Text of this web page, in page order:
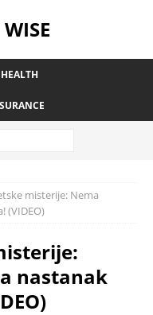
HEALTH
misterije: Nema
(VIDEO)
nastanak